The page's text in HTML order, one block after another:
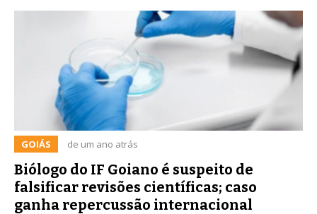
GOIÁS de um ano atrás
Biólogo do IF Goiano é suspeito de
falsificar revisões científicas; caso
ganha repercussão internacional